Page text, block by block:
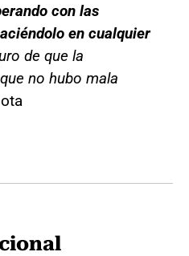
con las
en cualquier
de que la
no hubo mala